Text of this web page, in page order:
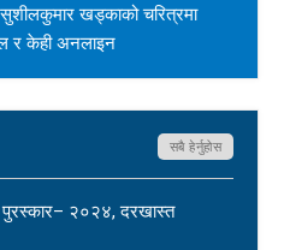
खड्काको चरित्रमा
र केही अनलाइन
बडुलाई पितृशोक परेको दुःखद्
र दुःखी - २०८३ साउन १७
सबै हेर्नुहोस
पुरस्कार– २०२४, दरखास्त